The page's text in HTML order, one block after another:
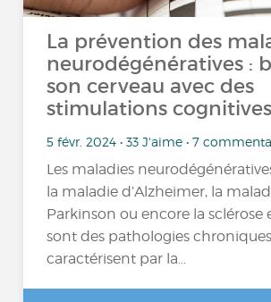
La prévention des
neurodégénératives :
son cerveau avec des
stimulations cognitives
5 févr. 2024 • 33 J'aime • 7
Les maladies
la maladie d’Alzheimer, la
Parkinson ou encore la sclérose
sont des pathologies
caractérisent par la...